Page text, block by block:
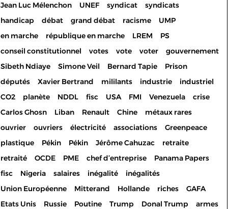
Jean Luc Mélenchon
UNEF syndicat
syndicats
handicap
débat grand débat racisme
UMP
en marche
république en marche LREM
PS
conseil constitutionnel
votes vote voter
gouvernement
Sibeth Ndiaye
Simone Veil Bernard Tapie
Prison
députés
Xavier Bertrand mililants industrie
industriel
CO2
planète NDDL fisc USA FMI Venezuela
crise
Carlos Ghosn
Liban Renault Chine
métaux rares
ouvrier
ouvriers électricité associations
Greenpeace
plastique
Pékin Pékin Jérôme Cahuzac
retraite
retraité
OCDE PME chef d’entreprise
Panama Papers
fisc
Nigeria salaires inégalité
inégalités
Union Européenne
Mitterand Hollande riches
GAFA
Etats Unis
Russie Poutine Trump Donal Trump
armes